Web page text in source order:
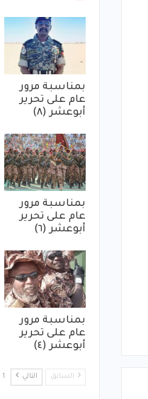
بمناسبة مرور
عام على تحرير
أبوعشر (٨)
بمناسبة مرور
عام على تحرير
أبوعشر (٦)
بمناسبة مرور
عام على تحرير
أبوعشر (٤)
السابق التالي 1 من 270